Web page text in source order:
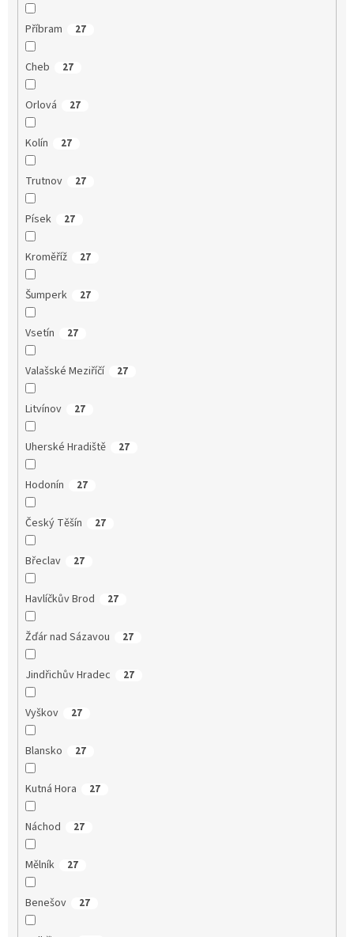
Příbram 27
Cheb 27
Orlová 27
Kolín 27
Trutnov 27
Písek 27
Kroměříž 27
Šumperk 27
Vsetín 27
Valašské Meziříčí 27
Litvínov 27
Uherské Hradiště 27
Hodonín 27
Český Těšín 27
Břeclav 27
Havlíčkův Brod 27
Žďár nad Sázavou 27
Jindřichův Hradec 27
Vyškov 27
Blansko 27
Kutná Hora 27
Náchod 27
Mělník 27
Benešov 27